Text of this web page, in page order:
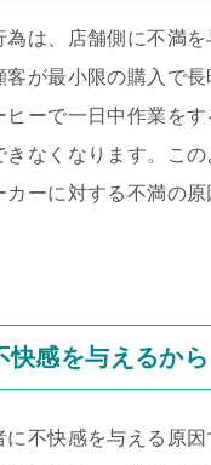
は、店舗側に不満
が最小限の購入で長
ーで一日中作業をす
なくなります。この
ーに対する不満の原
快感を与えるから
不快感を与える原因